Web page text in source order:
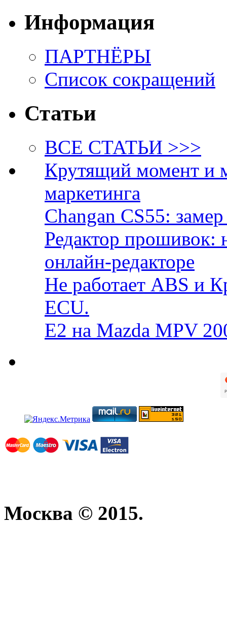
Информация
ПАРТНЁРЫ
Список сокращений
Статьи
ВСЕ СТАТЬИ >>>
Крутящий момент и
маркетинга
Changan CS55:
Редактор прошивок:
онлайн-редакторе
Не работает ABS и
ECU.
E2 на Mazda MPV
Москва © 2015.